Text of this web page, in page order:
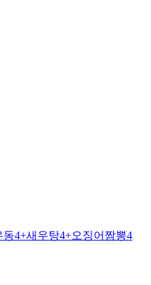
4+새우탕4+오징어짬뽕4